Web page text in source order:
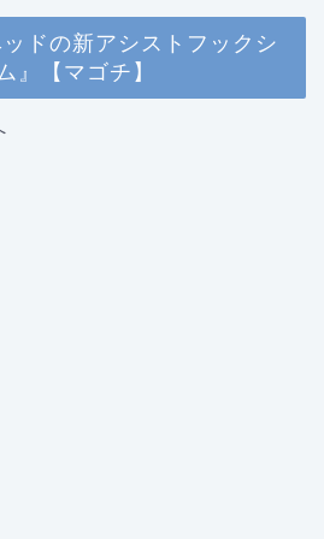
ッドの新アシストフックシ
』【マゴチ】